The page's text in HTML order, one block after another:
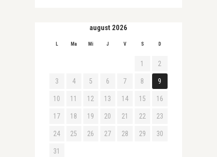
august 2026
L Ma Mi J V S D
1 2
3 4 5 6 7 8 9
10 11 12 13 14 15 16
17 18 19 20 21 22 23
24 25 26 27 28 29 30
31